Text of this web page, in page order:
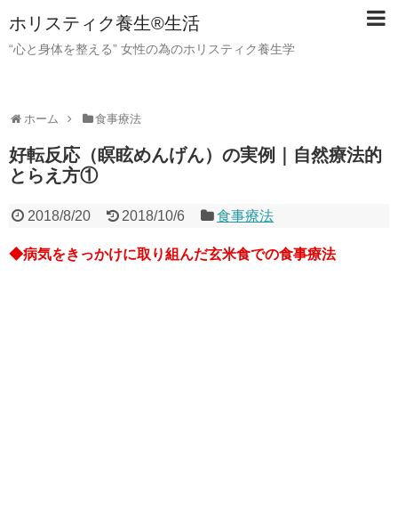
ホリスティク養生®生活
“心と身体を整える” 女性の為のホリスティク養生学
ホーム 食事療法
好転反応（瞑眩めんげん）の実例｜自然療法的
とらえ方①
2018/8/20 2018/10/6 食事療法
◆病気をきっかけに取り組んだ玄米食での食事療法